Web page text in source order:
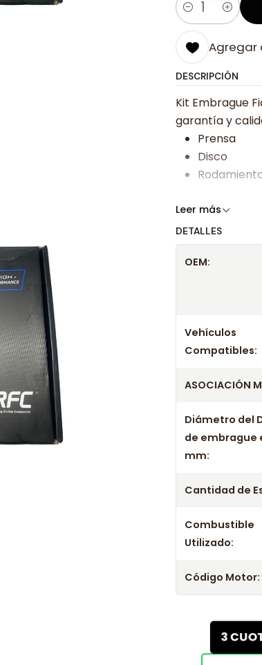
Cantidad
Agregar
DESCRIPCIÓN
Kit Embrague
garantía y
Prensa
Disco
Somos
Leer más
DETALLES
OEM:
Vehículos
Compatibles:
ASOCIACIÓN
Diámetro del
de embrague
mm:
Cantidad de
Combustible
Utilizado:
Código Motor:
3